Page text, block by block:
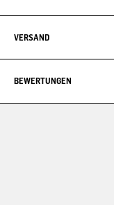
VERSAND
BEWERTUNGEN